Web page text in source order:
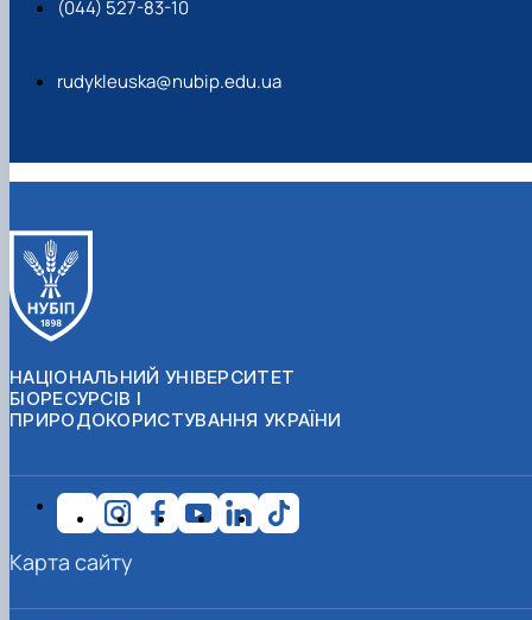
(044) 527-83-10
rudykleuska@nubip.edu.ua
НАЦІОНАЛЬНИЙ УНІВЕРСИТЕТ
БІОРЕСУРСІВ І
ПРИРОДОКОРИСТУВАННЯ УКРАЇНИ
Карта сайту